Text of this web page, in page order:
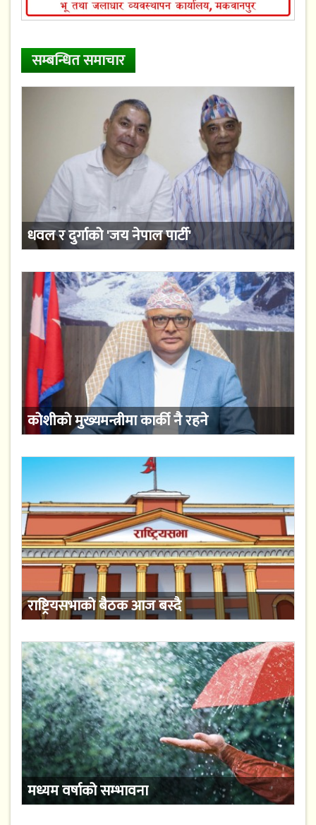
सम्बन्धित समाचार
धवल र दुर्गाको 'जय नेपाल पार्टी'
कोशीको मुख्यमन्त्रीमा कार्की नै रहने
राष्ट्रियसभाको बैठक आज बस्दै
मध्यम वर्षाको सम्भावना